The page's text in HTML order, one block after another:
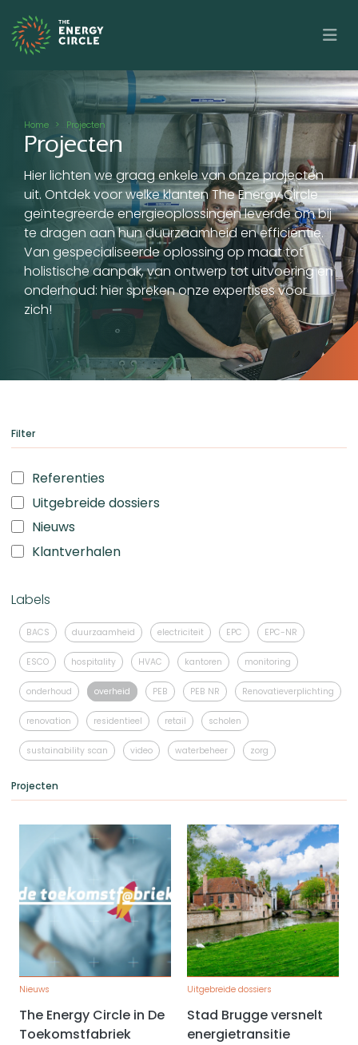
Overslaan en naar de inhoud gaan
Kruimelpad
Home Projecten
Projecten
Hier lichten we graag enkele van onze projecten
uit. Ontdek voor welke klanten The Energy Circle
geïntegreerde energieoplossingen leverde om bij
te dragen aan hun duurzaamheid en efficiëntie.
Van gespecialiseerde oplossing op maat tot
holistische aanpak, van ontwerp tot uitvoering en
onderhoud: hier spreken onze expertises voor
zich!
Filter
Referenties
Uitgebreide dossiers
Nieuws
Klantverhalen
Labels
BACS duurzaamheid electriciteit EPC EPC-NR
ESCO hospitality HVAC kantoren monitoring
onderhoud overheid PEB PEB NR Renovatieverplichting
renovation residentieel retail scholen
sustainability scan video waterbeheer zorg
Projecten
Nieuws
The Energy Circle in De
Toekomstfabriek
Uitgebreide dossiers
Stad Brugge versnelt
energietransitie